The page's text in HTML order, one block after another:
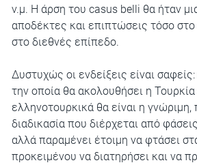
ν.μ. Η άρση του casus belli θα ήταν
αποδέκτες και επιπτώσεις τόσο
στο διεθνές επίπεδο.
Δυστυχώς οι ενδείξεις είναι
την οποία θα ακολουθήσει η Τουρκία
ελληνοτουρκικά θα είναι η
διαδικασία που διέρχεται από
αλλά παραμένει έτοιμη να φτάσει
προκειμένου να διατηρήσει και να